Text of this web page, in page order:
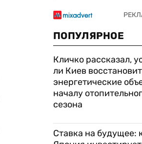
ПОПУЛЯРНОЕ
Кличко рассказал,
ли Киев
энергетические
началу
сезона
Ставка на будущее: